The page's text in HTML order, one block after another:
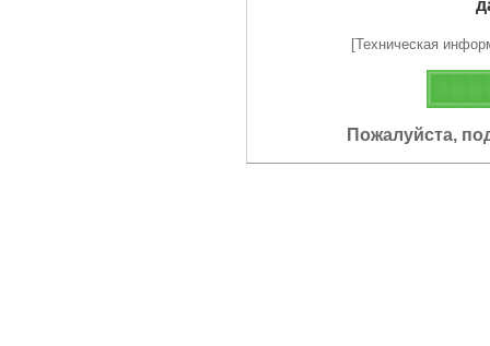
[Техническая
Пожалуйста,